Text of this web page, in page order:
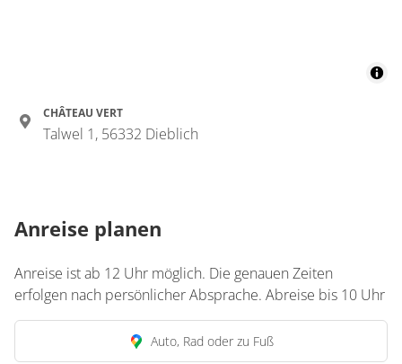
CHÂTEAU VERT
Talwel 1, 56332 Dieblich
Anreise planen
Anreise ist ab 12 Uhr möglich. Die genauen Zeiten
erfolgen nach persönlicher Absprache. Abreise bis 10 Uhr
Auto, Rad oder zu Fuß